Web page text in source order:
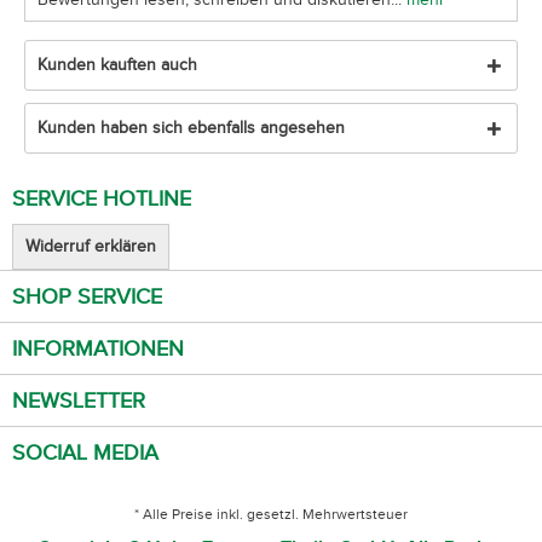
Kunden kauften auch
Kunden haben sich ebenfalls angesehen
SERVICE HOTLINE
Widerruf erklären
SHOP SERVICE
INFORMATIONEN
NEWSLETTER
SOCIAL MEDIA
* Alle Preise inkl. gesetzl. Mehrwertsteuer